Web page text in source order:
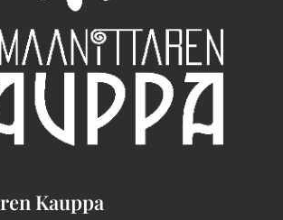
Kauppa